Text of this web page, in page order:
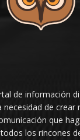
de información
necesidad de crear
que
los rincones